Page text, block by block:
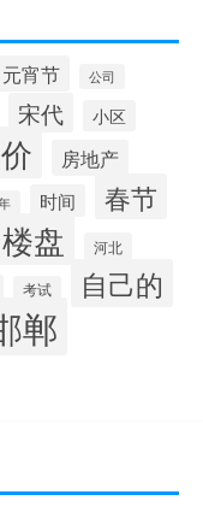
元宵节 公司
宋代 小区
房地产
时间 春节
楼盘 河北
考试 自己的
郸